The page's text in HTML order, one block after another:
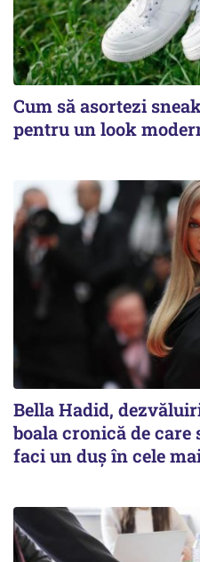
Cum să asortezi
pentru un look
Bella Hadid,
boala cronică de care
faci un duș în cele